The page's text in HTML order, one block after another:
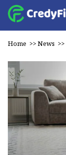
Home >>News >>